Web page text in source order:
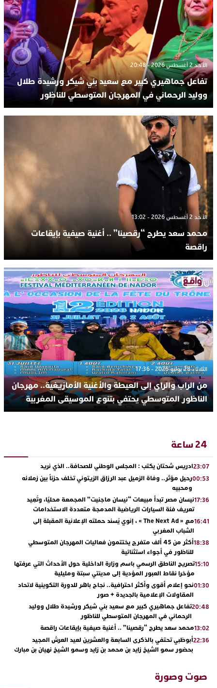
الأحد 2 أغسطس 2026 - 20:48
تفاعل جماهيري كبير مع سعيد بني شيكر ورشيدة طلال
ووليد الرحماني في المهرجان المتوسطي للناظور
الأحد 2 أغسطس 2026 - 13:02
محمد سعد يطرح “رقصينا” .. أغنية صيفية بإيقاعات
راقصة
الثلاثاء 28 يوليو 2026 - 17:36
من الراب والراي إلى العيطة والأغنية الأمازيغية.. مهرجان
الناظور المتوسطي يحتفي بتنوع الموسيقى المغربية
24 ساعة
23:07ادريس شحتان يكتب : المجلس الوطني للصحافة.. الذي نريد
00:53رحيل مؤثر.. وفاة الزميل عبد الرزاق الزيتوني تخلف حزناً بين زملائه
ومحبيه
17:36نيسان مصر تبدأ مبيعات “نيسان ماجنيت” المجمعة محليًا، وتُعِيد
تعريف فئة السيارات الرياضية المدمجة متعددة الاستخدامات
16:41
مع « The Next Ad » ، إنوي يُسند حملته الإعلانية المقبلة إلى
الشباب المغربي
18:38
أكثر من 45 ألف متفرج يختتمون فعاليات المهرجان المتوسطي
للناظور في أجواء استثنائية
15:10تصريح الناطق الرسمي باسم وزارة الداخلية حول الأحداث التي عرفتها
مؤخرا نقاط العبور المؤدية إلى مدينتي سبتة ومليلية
01:30نحو إعلام أقوى وأكثر احترافية.. نجاح باهر للدورة التكوينية لاتحاد
المقاولات الإعلامية بالجديدة + صور
20:48تفاعل جماهيري كبير مع سعيد بني شيكر ورشيدة طلال ووليد
الرحماني في المهرجان المتوسطي للناظور
13:02محمد سعد يطرح “رقصينا” .. أغنية صيفية بإيقاعات راقصة
22:36أبوظبي تحتفي بالذكرى السابعة والعشرين لعيد العرش المجيد
بحضور سمو الشيخ زايد بن محمد بن زايد وسمو الشيخ نهيان بن مبارك
“كوفرة فالغيس”
19:11يقظة أمنية تنهي كابوس الفتاة القاصر: كواليس مثيرة لعملية تحرير
صوت وصورة